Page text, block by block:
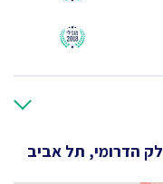
הדרומי, תל אביב